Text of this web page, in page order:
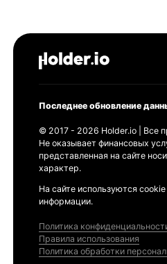
Последнее обновление
© 2017 - 2026 Holder.io | Все
Не оказывает финансовых
представленная на сайте
характер.
На сайте используются
информации.
Политика
Правила использования
Политика обработки